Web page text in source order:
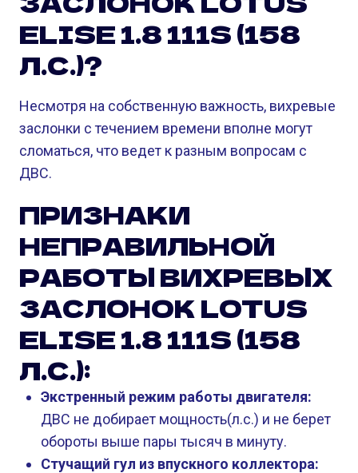
ELISE 1.8 111S (158
Л.С.)?
Несмотря на собственную важность, вихревые
заслонки с течением времени вполне могут
сломаться, что ведет к разным вопросам с
ДВС.
ПРИЗНАКИ
НЕПРАВИЛЬНОЙ
РАБОТЫ ВИХРЕВЫХ
ЗАСЛОНОК LOTUS
ELISE 1.8 111S (158
Л.С.):
Экстренный режим работы двигателя:
ДВС не добирает мощность(л.с.) и не берет
обороты выше пары тысяч в минуту.
Стучащий гул из впускного коллектора: